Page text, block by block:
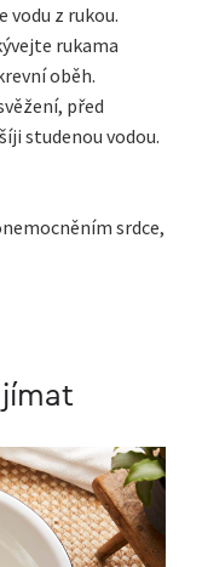
vodu z rukou.
rukama
oběh.
před
studenou vodou.
srdce,